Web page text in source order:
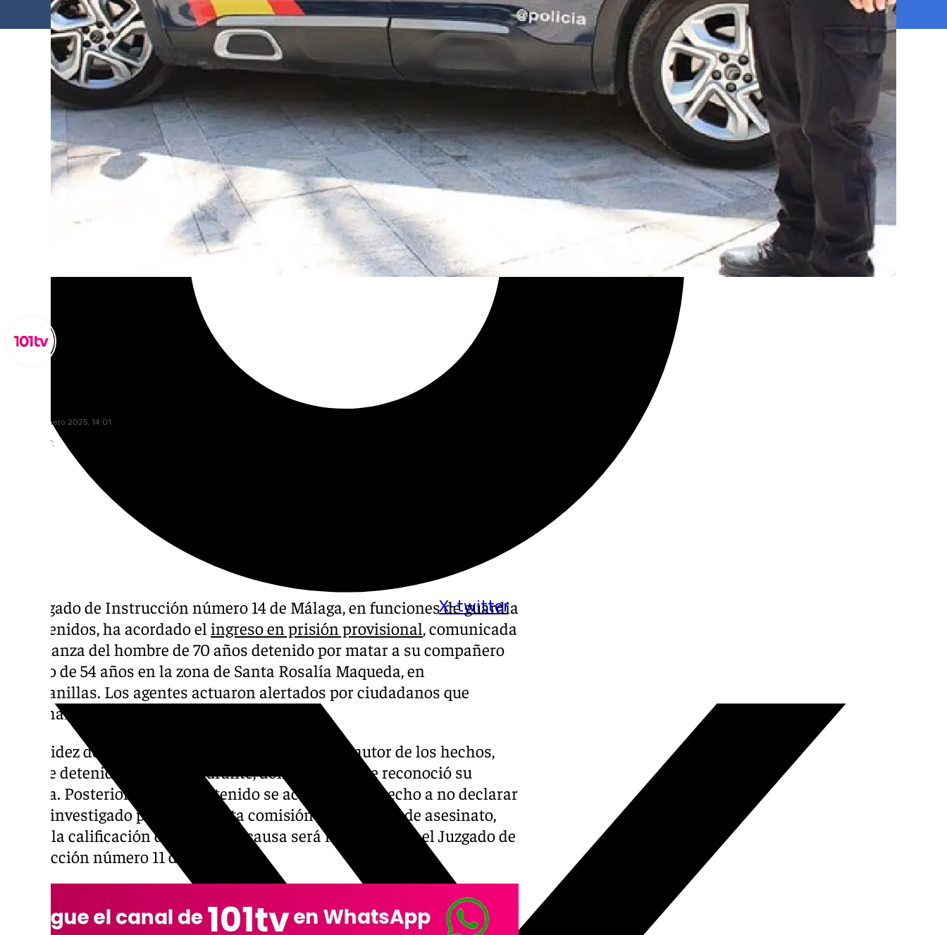
X-twitter
martes, 7 enero 2025, 14:01
Compartir:
El Juzgado de Instrucción número 14 de Málaga, en funciones de guardia
de detenidos, ha acordado el ingreso en prisión provisional, comunicada
y sin fianza del hombre de 70 años detenido por matar a su compañero
de piso de 54 años en la zona de Santa Rosalía Maqueda, en
Campanillas. Los agentes actuaron alertados por ciudadanos que
escucharon disparos.
La rapidez de la actuación permitió identificar al autor de los hechos,
que fue detenido en un restaurante, donde el hombre reconoció su
autoría. Posteriormente, el detenido se acogió a su derecho a no declarar
y está investigado por la presunta comisión de un delito de asesinato,
según la calificación del fiscal. La causa será instruida por el Juzgado de
Instrucción número 11 de Málaga.